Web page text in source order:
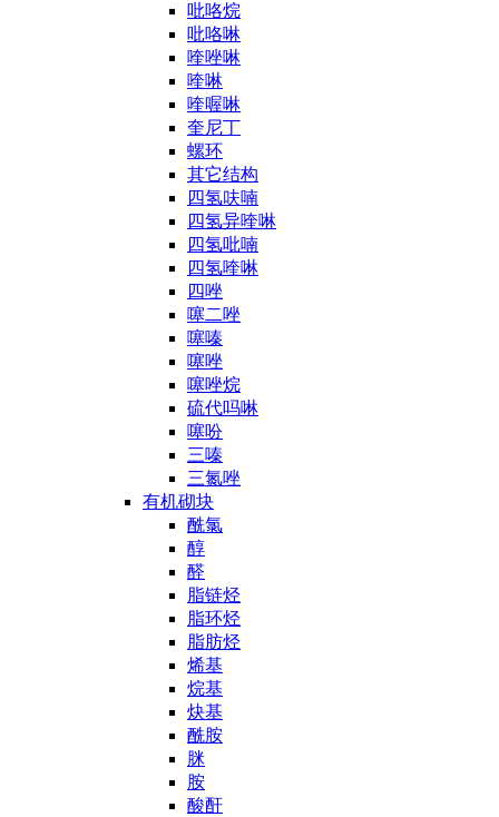
吡咯烷
吡咯啉
喹唑啉
喹啉
喹喔啉
奎尼丁
螺环
其它结构
四氢呋喃
四氢异喹啉
四氢吡喃
四氢喹啉
四唑
噻二唑
噻嗪
噻唑
噻唑烷
硫代吗啉
噻吩
三嗪
三氮唑
有机砌块
酰氯
醇
醛
脂链烃
脂环烃
脂肪烃
烯基
烷基
炔基
酰胺
脒
胺
酸酐